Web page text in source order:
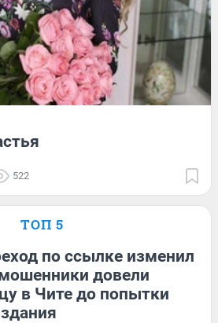
522
ТОП 5
по ссылке изменил
довели
в Чите до попытки